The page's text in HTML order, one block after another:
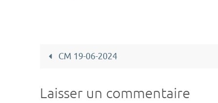
CM 19-06-2024
Laisser un commentaire